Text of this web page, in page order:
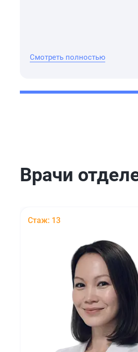
Смотреть полностью
Врачи
Стаж: 13